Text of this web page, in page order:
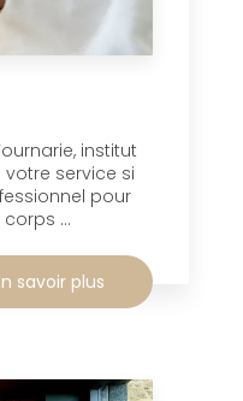
institut
service si
pour
...
savoir plus